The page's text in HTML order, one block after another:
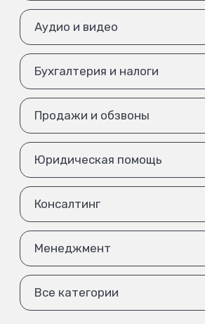
Аудио и видео
Бухгалтерия и налоги
Продажи и обзвоны
Юридическая помощь
Консалтинг
Менеджмент
Все категории